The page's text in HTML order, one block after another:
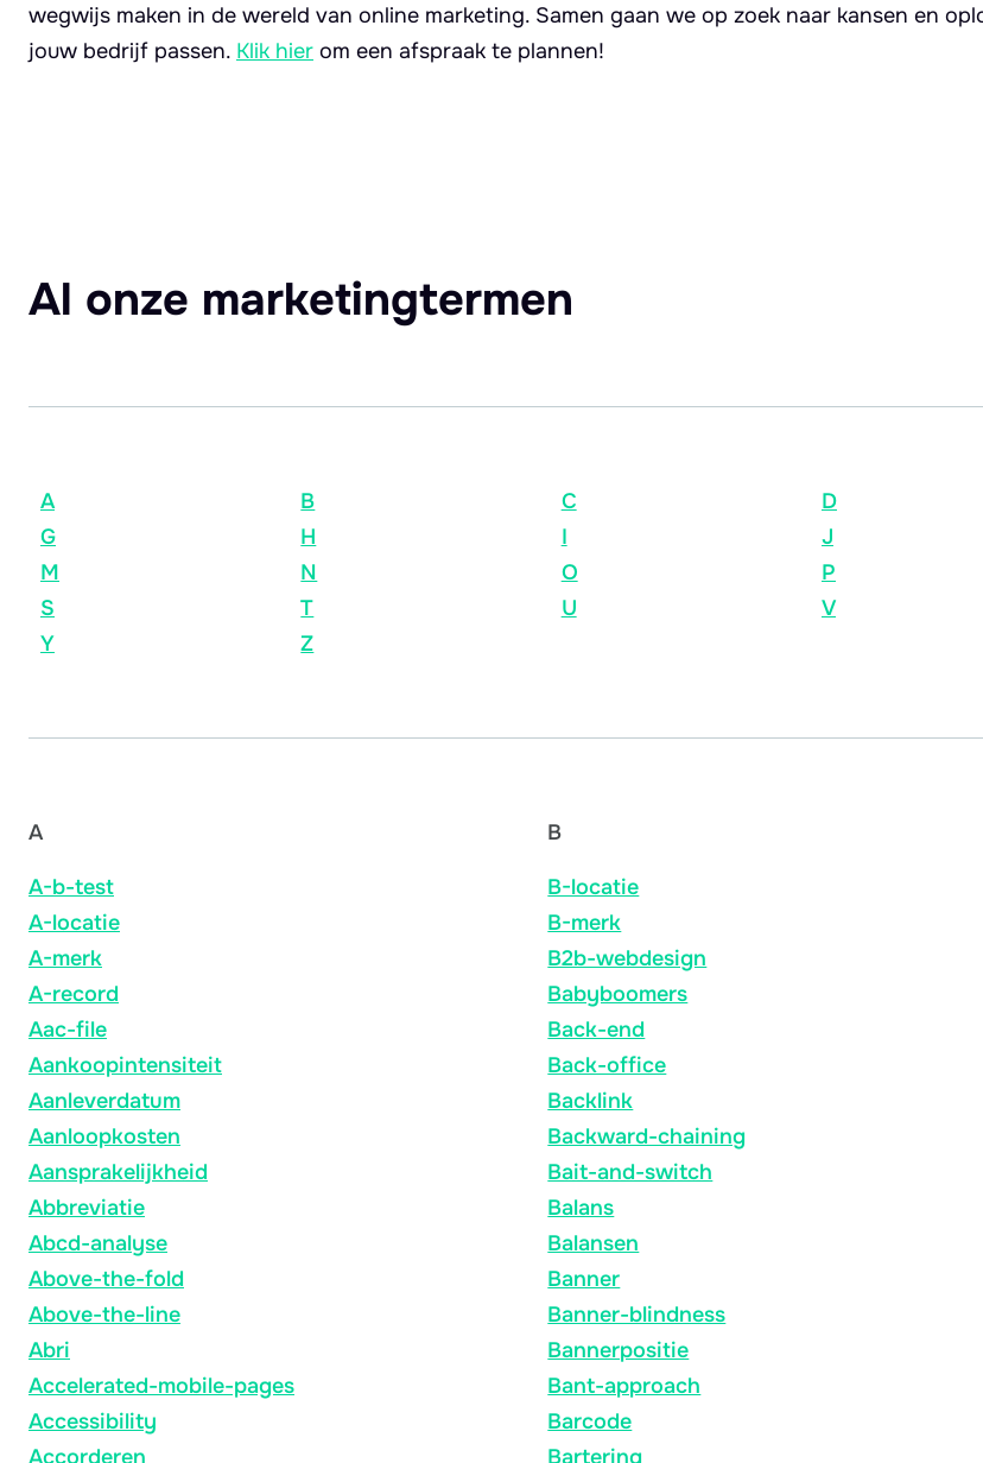
wegwijs maken in de wereld van online marketing. Samen gaan we op zoek naar kansen en
jouw bedrijf passen. Klik hier om een afspraak te plannen!
Al onze marketingtermen
A B C D
G
H I J
M
N O P
S
T U V
Y
Z
A
A-b-test
A-locatie
A-merk
A-record
Aac-file
Aankoopintensiteit
Aanleverdatum
Aanloopkosten
Aansprakelijkheid
Abbreviatie
Abcd-analyse
Above-the-fold
Above-the-line
Abri
Accelerated-mobile-pages
Accessibility
Accorderen
B
B-locatie
B-merk
B2b-webdesign
Babyboomers
Back-end
Back-office
Backlink
Backward-chaining
Bait-and-switch
Balans
Balansen
Banner
Banner-blindness
Bannerpositie
Bant-approach
Barcode
Bartering